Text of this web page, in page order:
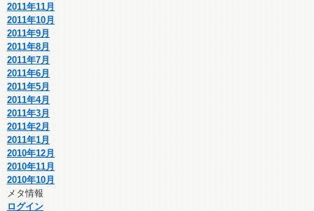
2011年11月
2011年10月
2011年9月
2011年8月
2011年7月
2011年6月
2011年5月
2011年4月
2011年3月
2011年2月
2011年1月
2010年12月
2010年11月
2010年10月
メタ情報
ログイン